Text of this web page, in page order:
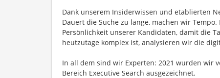
Dank unserem Insiderwissen und etablierten
Dauert die Suche zu lange, machen wir
Persönlichkeit unserer Kandidaten, damit die
heutzutage komplex ist, analysieren wir die
In all dem sind wir Experten: 2021 wurden wir
Bereich Executive Search ausgezeichnet.